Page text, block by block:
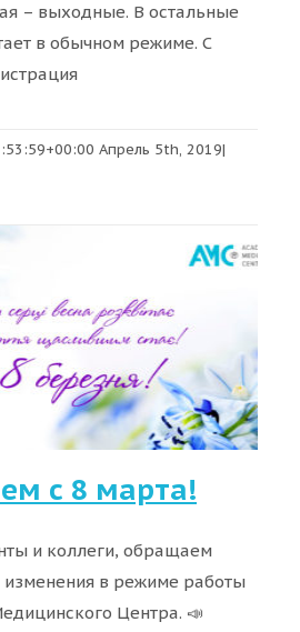
– выходные. В остальные
в обычном режиме. С
Апрель 5th, 2019|
с 8 марта!
и коллеги, обращаем
в режиме работы
Центра. 📣